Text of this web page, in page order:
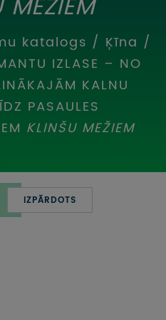
KLIENTA LĪGUMS,
katalogs / Ķīna /
IZLASE – NO
KALNU
PASAULES
KLINŠU MEŽIEM
IZPĀRDOTS